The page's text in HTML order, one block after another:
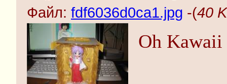
Файл: fdf6036d0ca1.jpg -(40
Oh